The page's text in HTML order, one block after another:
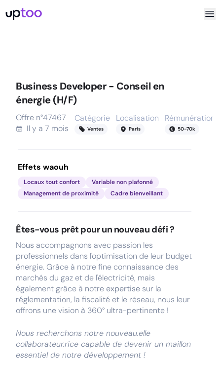
Business Developer - Conseil en
énergie (H/F)
Offre n°47467
Il y a 7 mois
Catégorie
Ventes
Localisation
Paris
Rémunération
50-70k
Effets waouh
Locaux tout confort
Variable non plafonné
Management de proximité
Cadre bienveillant
Êtes-vous prêt pour un nouveau défi ?
Nous accompagnons avec passion les
professionnels dans l'optimisation de leur budget
énergie. Grâce à notre fine connaissance des
marchés du gaz et de l'électricité, mais
également grâce à notre expertise sur la
réglementation, la fiscalité et le réseau, nous leur
offrons une vision à 360° ultra-pertinente !
Nous recherchons notre nouveau.elle
collaborateur.rice capable de devenir un maillon
essentiel de notre développement !